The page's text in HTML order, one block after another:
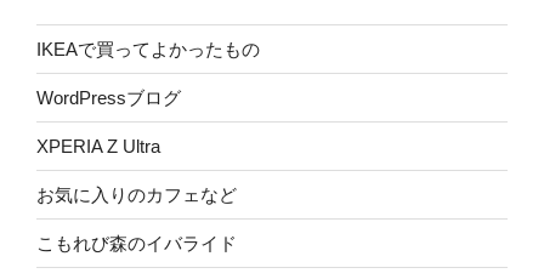
IKEAで買ってよかったもの
WordPressブログ
XPERIA Z Ultra
お気に入りのカフェなど
こもれび森のイバライド